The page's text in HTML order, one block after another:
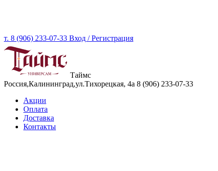
т. 8 (906) 233-07-33 Вход / Регистрация
Таймс
Россия,Калининград,ул.Тихорецкая, 4а 8 (906) 233-07-33
Акции
Оплата
Доставка
Контакты